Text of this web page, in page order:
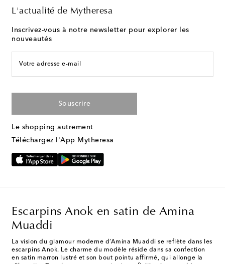
L'actualité de Mytheresa
Inscrivez-vous à notre newsletter pour explorer les
nouveautés
Votre adresse e-mail
Souscrire
Le shopping autrement
Téléchargez l'App Mytheresa
Escarpins Anok en satin de Amina
Muaddi
La vision du glamour moderne d’Amina Muaddi se reflète dans les
escarpins Anok. Le charme du modèle réside dans sa confection
en satin marron lustré et son bout pointu affirmé, qui allonge la